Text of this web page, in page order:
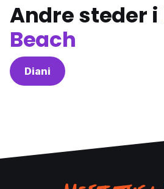
Andre steder i
Beach
Diani